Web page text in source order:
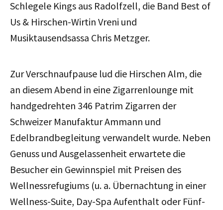
Schlegele Kings aus Radolfzell, die Band Best of
Us & Hirschen-Wirtin Vreni und
Musiktausendsassa Chris Metzger.
Zur Verschnaufpause lud die Hirschen Alm, die
an diesem Abend in eine Zigarrenlounge mit
handgedrehten 346 Patrim Zigarren der
Schweizer Manufaktur Ammann und
Edelbrandbegleitung verwandelt wurde. Neben
Genuss und Ausgelassenheit erwartete die
Besucher ein Gewinnspiel mit Preisen des
Wellnessrefugiums (u. a. Übernachtung in einer
Wellness-Suite, Day-Spa Aufenthalt oder Fünf-